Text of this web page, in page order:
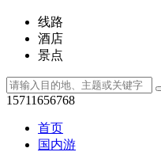
线路
酒店
景点
15711656768
首页
国内游